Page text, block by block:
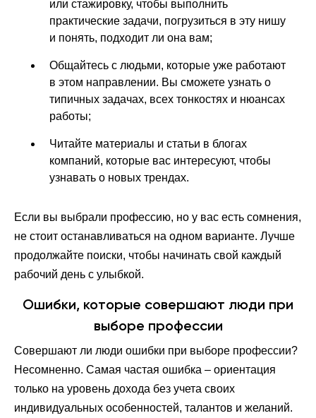
или стажировку, чтобы выполнить
практические задачи, погрузиться в эту нишу
и понять, подходит ли она вам;
Общайтесь с людьми, которые уже работают
в этом направлении. Вы сможете узнать о
типичных задачах, всех тонкостях и нюансах
работы;
Читайте материалы и статьи в блогах
компаний, которые вас интересуют, чтобы
узнавать о новых трендах.
Если вы выбрали профессию, но у вас есть сомнения,
не стоит останавливаться на одном варианте. Лучше
продолжайте поиски, чтобы начинать свой каждый
рабочий день с улыбкой.
Ошибки, которые совершают люди при
выборе профессии
Совершают ли люди ошибки при выборе профессии?
Несомненно. Самая частая ошибка – ориентация
только на уровень дохода без учета своих
индивидуальных особенностей, талантов и желаний.